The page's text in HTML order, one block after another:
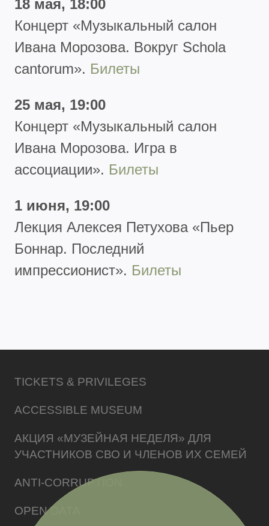
18 мая, 18:00
Концерт «Музыкальный салон
Ивана Морозова. Вокруг Schola
cantorum». Билеты
25 мая, 19:00
Концерт «Музыкальный салон
Ивана Морозова. Игра в
ассоциации». Билеты
1 июня, 19:00
Лекция Алексея Петухова «Пьер
Боннар. Последний
импрессионист». Билеты
TICKETS & PRIVILEGES
ACCESSIBLE MUSEUM
АКЦИЯ «МУЗЕЙНАЯ НЕДЕЛЯ» ДЛЯ
УЧАСТНИКОВ СВО И ЧЛЕНОВ ИХ СЕМЕЙ
ANTI-CORRUPTION
OPEN DATA